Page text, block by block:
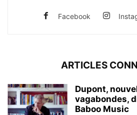
Facebook
ARTICLES
Dupont,
vagabondes,
Baboo Music